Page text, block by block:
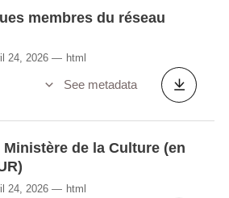
membres du réseau
24, 2026 html
See metadata
de la Culture (en
24, 2026 html